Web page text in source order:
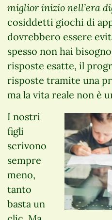
miglior inizio nell’era
cosiddetti giochi di
dovrebbero essere
spesso non hai
risposte esatte, il
risposte tramite una
ma la vita reale non è
I nostri
figli
scrivono
sempre
meno,
tanto
basta un